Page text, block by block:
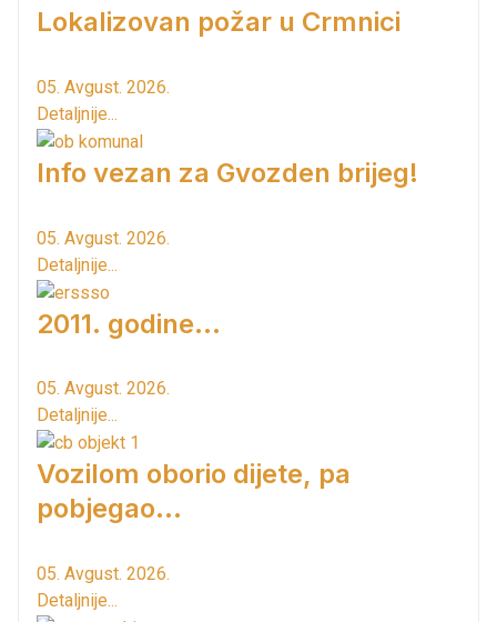
Lokalizovan požar u Crmnici
05. Avgust. 2026.
Detaljnije...
Info vezan za Gvozden brijeg!
05. Avgust. 2026.
Detaljnije...
2011. godine...
05. Avgust. 2026.
Detaljnije...
Vozilom oborio dijete, pa
pobjegao...
05. Avgust. 2026.
Detaljnije...